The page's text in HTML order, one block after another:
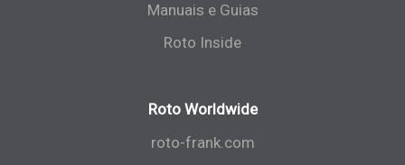
Manuais e Guias
Roto Inside
Roto Worldwide
roto-frank.com